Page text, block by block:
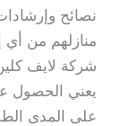
نصائح
منازلهم من أي
شركة لايف
يعني الحصول
على المدى